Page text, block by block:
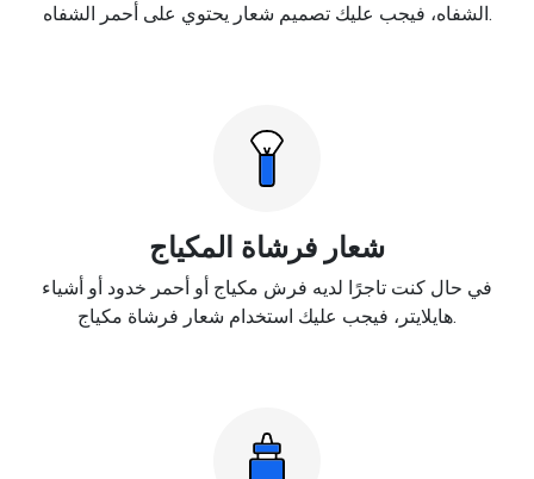
الشفاه، فيجب عليك تصميم شعار يحتوي على أحمر الشفاه.
شعار فرشاة المكياج
في حال كنت تاجرًا لديه فرش مكياج أو أحمر خدود أو أشياء
هايلايتر، فيجب عليك استخدام شعار فرشاة مكياج.